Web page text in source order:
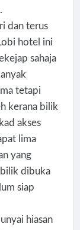
dan terus
hotel ini
sahaja
tetapi
kerana bilik
akses
lima
yang
bilik dibuka
siap
hiasan